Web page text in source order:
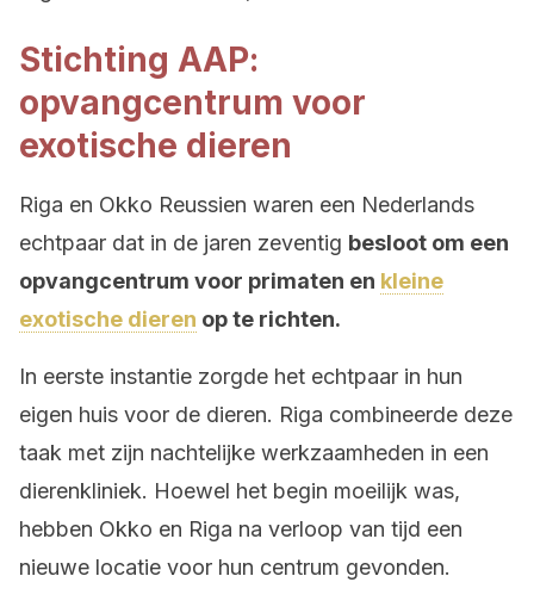
Stichting AAP:
opvangcentrum voor
exotische dieren
Riga en Okko Reussien waren een Nederlands
echtpaar dat in de jaren zeventig besloot om een
opvangcentrum voor primaten en kleine
exotische dieren op te richten.
In eerste instantie zorgde het echtpaar in hun
eigen huis voor de dieren. Riga combineerde deze
taak met zijn nachtelijke werkzaamheden in een
dierenkliniek. Hoewel het begin moeilijk was,
hebben Okko en Riga na verloop van tijd een
nieuwe locatie voor hun centrum gevonden.